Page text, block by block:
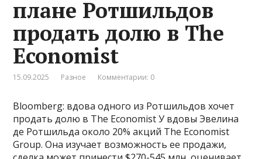
плане Ротшильдов
продать долю в The
Economist
15.09.2025 Разное Комментарии: 0
Bloomberg: вдова одного из Ротшильдов хочет
продать долю в The Economist У вдовы Эвелина
де Ротшильда около 20% акций The Economist
Group. Она изучает возможность ее продажи,